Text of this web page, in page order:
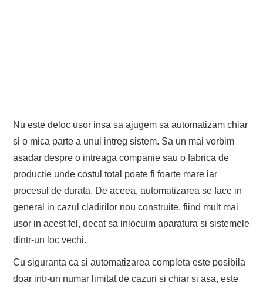
Nu este deloc usor insa sa ajugem sa automatizam chiar
si o mica parte a unui intreg sistem. Sa un mai vorbim
asadar despre o intreaga companie sau o fabrica de
productie unde costul total poate fi foarte mare iar
procesul de durata. De aceea, automatizarea se face in
general in cazul cladirilor nou construite, fiind mult mai
usor in acest fel, decat sa inlocuim aparatura si sistemele
dintr-un loc vechi.
Cu siguranta ca si automatizarea completa este posibila
doar intr-un numar limitat de cazuri si chiar si asa, este